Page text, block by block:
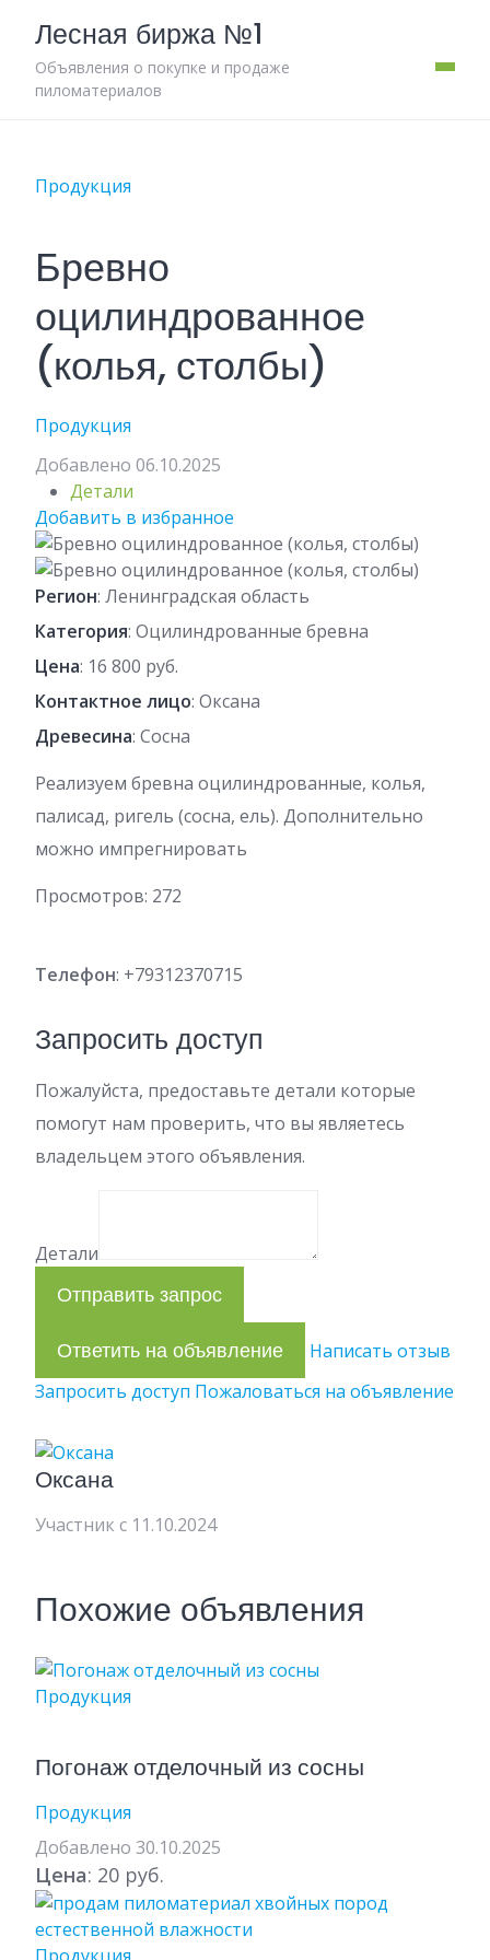
content
Лесная биржа №1
Объявления о покупке и продаже
пиломатериалов
Продукция
Бревно
оцилиндрованное
(колья, столбы)
Продукция
Добавлено 06.10.2025
Детали
Добавить в избранное
Регион: Ленинградская область
Категория: Оцилиндрованные бревна
Цена: 16 800 руб.
Контактное лицо: Оксана
Древесина: Сосна
Реализуем бревна оцилиндрованные, колья,
палисад, ригель (сосна, ель). Дополнительно
можно импрегнировать
Просмотров: 272
Телефон: +79312370715
Запросить доступ
Пожалуйста, предоставьте детали которые
помогут нам проверить, что вы являетесь
владельцем этого объявления.
Детали
Отправить запрос
Ответить на объявление
Написать отзыв
Запросить доступ Пожаловаться на объявление
Оксана
Участник с 11.10.2024
Похожие объявления
Продукция
Погонаж отделочный из сосны
Продукция
Добавлено 30.10.2025
Цена: 20 руб.